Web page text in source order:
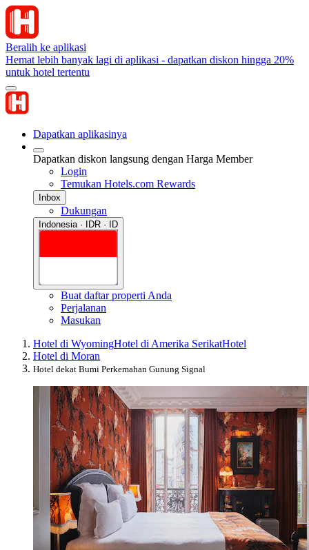
Beralih ke aplikasi
Hemat lebih banyak lagi di aplikasi - dapatkan diskon hingga 20%
untuk hotel tertentu
Dapatkan aplikasinya
Dapatkan diskon langsung dengan Harga Member
Login
Temukan Hotels.com Rewards
Inbox
Dukungan
Indonesia · IDR · ID
Buat daftar properti Anda
Perjalanan
Masukan
Hotel di WyomingHotel di Amerika SerikatHotel
Hotel di Moran
Hotel dekat Bumi Perkemahan Gunung Signal